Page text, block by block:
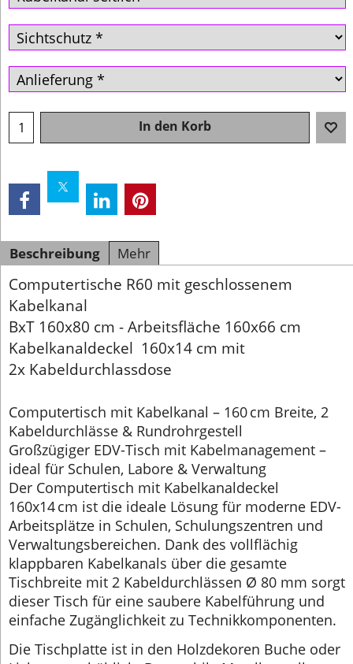
In den Korb
Beschreibung Mehr
Computertische R60 mit geschlossenem
Kabelkanal
BxT 160x80 cm - Arbeitsfläche 160x66 cm
Kabelkanaldeckel 160x14 cm mit
2x Kabeldurchlassdose
Computertisch mit Kabelkanal – 160 cm Breite, 2
Kabeldurchlässe & Rundrohrgestell
Großzügiger EDV-Tisch mit Kabelmanagement –
ideal für Schulen, Labore & Verwaltung
Der Computertisch mit Kabelkanaldeckel
160x14 cm ist die ideale Lösung für moderne EDV-
Arbeitsplätze in Schulen, Schulungszentren und
Verwaltungsbereichen. Dank des vollflächig
klappbaren Kabelkanals über die gesamte
Tischbreite mit 2 Kabeldurchlässen Ø 80 mm sorgt
dieser Tisch für eine saubere Kabelführung und
einfache Zugänglichkeit zu Technikkomponenten.
Die Tischplatte ist in den Holzdekoren Buche oder